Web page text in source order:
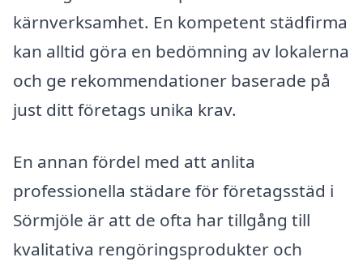
kärnverksamhet. En kompetent städfirma
kan alltid göra en bedömning av lokalerna
och ge rekommendationer baserade på
just ditt företags unika krav.
En annan fördel med att anlita
professionella städare för företagsstäd i
Sörmjöle är att de ofta har tillgång till
kvalitativa rengöringsprodukter och